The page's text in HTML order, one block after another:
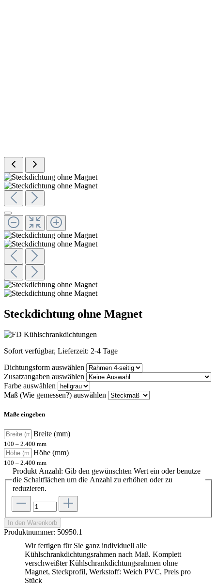
Steckdichtung ohne Magnet
Sofort verfügbar, Lieferzeit: 2-4 Tage
Dichtungsform auswählen
Zusatzangaben auswählen
Farbe auswählen
Maß (Wie gemessen?) auswählen
Maße eingeben
Breite (mm)
100 – 2.400 mm
Höhe (mm)
100 – 2.400 mm
Produkt Anzahl: Gib den gewünschten Wert ein oder benutze
die Schaltflächen um die Anzahl zu erhöhen oder zu
reduzieren.
In den Warenkorb
Produktnummer: 50950.1
Wir fertigen für Sie ganz individuell alle
Kühlschrankdichtungsrahmen nach Maß. Komplett
verschweißter Kühlschrankdichtungsrahmen ohne
Magnet, Steckprofil, Werkstoff: Weich PVC, Preis pro
Stück